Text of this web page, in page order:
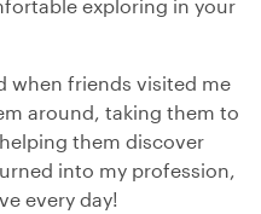
exploring in your
when friends visited me
around, taking them to
them discover
into my profession,
every day!